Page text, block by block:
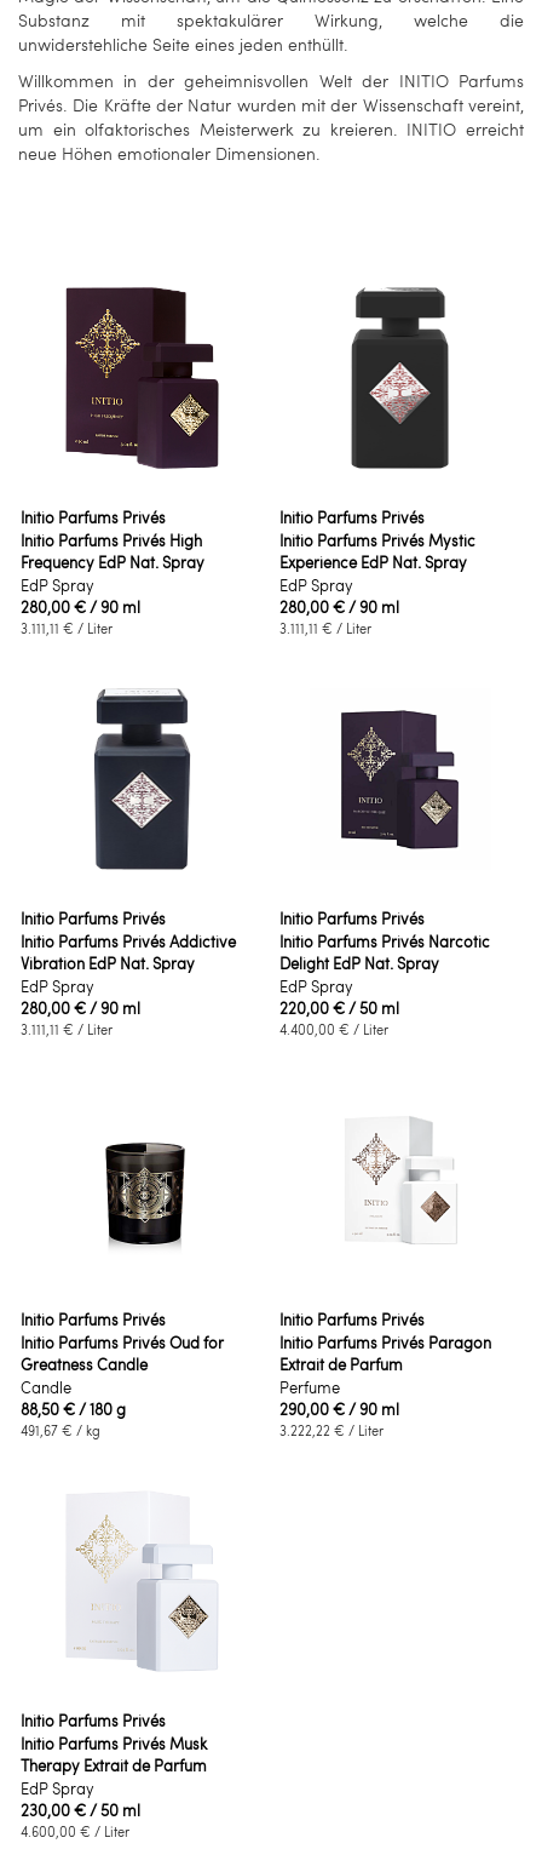
Substanz mit spektakulärer Wirkung, welche die
unwiderstehliche Seite eines jeden enthüllt.
Willkommen in der geheimnisvollen Welt der INITIO Parfums
Privés. Die Kräfte der Natur wurden mit der Wissenschaft vereint,
um ein olfaktorisches Meisterwerk zu kreieren. INITIO erreicht
neue Höhen emotionaler Dimensionen.
Initio Parfums Privés
Initio Parfums Privés High
Frequency EdP Nat. Spray
EdP Spray
280,00 €/ 90 ml
3.111,11 € / Liter
Initio Parfums Privés
Initio Parfums Privés Mystic
Experience EdP Nat. Spray
EdP Spray
280,00 €/ 90 ml
3.111,11 € / Liter
Initio Parfums Privés
Initio Parfums Privés Addictive
Vibration EdP Nat. Spray
EdP Spray
280,00 €/ 90 ml
3.111,11 € / Liter
Initio Parfums Privés
Initio Parfums Privés Narcotic
Delight EdP Nat. Spray
EdP Spray
220,00 €/ 50 ml
4.400,00 € / Liter
Initio Parfums Privés
Initio Parfums Privés Oud for
Greatness Candle
Candle
88,50 €/ 180 g
491,67 € / kg
Initio Parfums Privés
Initio Parfums Privés Paragon
Extrait de Parfum
Perfume
290,00 €/ 90 ml
3.222,22 € / Liter
Initio Parfums Privés
Initio Parfums Privés Musk
Therapy Extrait de Parfum
EdP Spray
230,00 €/ 50 ml
4.600,00 € / Liter